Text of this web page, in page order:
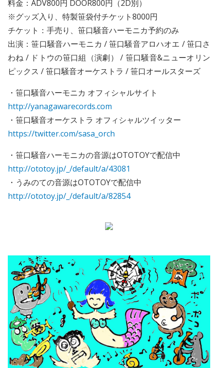
料金：ADV800円 DOOR800円（2D別）
※グッズ入り、特製笹袋付チケット8000円
チケット：手売り、笹口騒音ハーモニカ予約のみ
出演：笹口騒音ハーモニカ / 笹口騒音アロハオエ / 笹口さ
わね / ドトウの笹口組（演劇） / 笹口騒音&ニューオリン
ピックス / 笹口騒音オーケストラ / 笹口オールスターズ
・笹口騒音ハーモニカ オフィシャルサイト
http://yanagawarecords.com
・笹口騒音オーケストラ オフィシャルツイッター
https://twitter.com/sasa_orch
・笹口騒音ハーモニカの音源はOTOTOYで配信中
http://ototoy.jp/_/default/a/43081
・うみのての音源はOTOTOYで配信中
http://ototoy.jp/_/default/a/82854